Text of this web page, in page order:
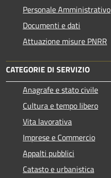
Personale Amministrativo
Documenti e dati
Attuazione misure PNRR
CATEGORIE DI SERVIZIO
Anagrafe e stato civile
Cultura e tempo libero
Vita lavorativa
Imprese e Commercio
Appalti pubblici
Catasto e urbanistica